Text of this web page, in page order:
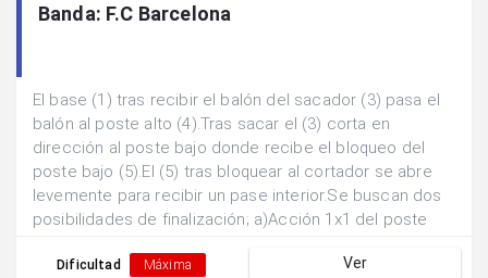
Banda: F.C Barcelona
El base (1) tras recibir el balón del sacador (3) pasa el
balón al poste alto (4).Tras sacar el (3) corta en
dirección al poste bajo donde recibe el bloqueo del
poste bajo (5).El (5) tras bloquear al cortador se abre
levemente para recibir un pase interior.Se buscan dos
posibilidades de finalización; a)Acción 1x1 del poste
base (1) escapando de la marca.
Dificultad Máxima Ver